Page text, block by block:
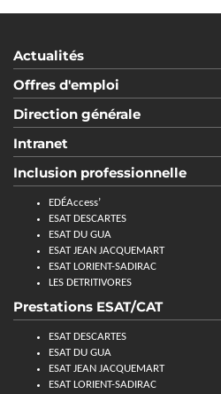
Actualités
Offres d'emploi
Direction générale
Intranet
Inclusion professionnelle
EDÉAccess’
ESAT DESCARTES
ESAT DU GUA
ESAT JEAN JACQUEMART
ESAT LORIENT-SADIRAC
LES DETRITIVORES
Prestations ESAT/CAT
ESAT DESCARTES
ESAT DU GUA
ESAT JEAN JACQUEMART
ESAT LORIENT-SADIRAC